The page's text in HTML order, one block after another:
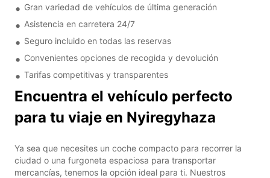
Gran variedad de vehículos de última generación
Asistencia en carretera 24/7
Seguro incluido en todas las reservas
Convenientes opciones de recogida y devolución
Tarifas competitivas y transparentes
Encuentra el vehículo perfecto
para tu viaje en Nyiregyhaza
Ya sea que necesites un coche compacto para recorrer la
ciudad o una furgoneta espaciosa para transportar
mercancías, tenemos la opción ideal para ti. Nuestros